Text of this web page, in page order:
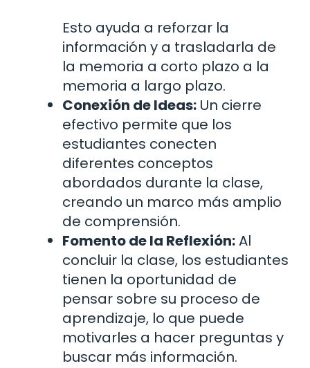
Esto ayuda a reforzar la
información y a trasladarla de
la memoria a corto plazo a la
memoria a largo plazo.
Conexión de Ideas: Un cierre
efectivo permite que los
estudiantes conecten
diferentes conceptos
abordados durante la clase,
creando un marco más amplio
de comprensión.
Fomento de la Reflexión:Al
concluir la clase, los estudiantes
tienen la oportunidad de
pensar sobre su proceso de
aprendizaje, lo que puede
motivarles a hacer preguntas y
buscar más información.